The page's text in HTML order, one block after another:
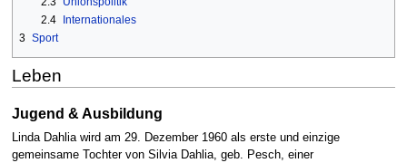
2.4
Internationales
3 Sport
Leben
Jugend & Ausbildung
Linda Dahlia wird am 29. Dezember 1960 als erste und einzige
gemeinsame Tochter von Silvia Dahlia, geb. Pesch, einer